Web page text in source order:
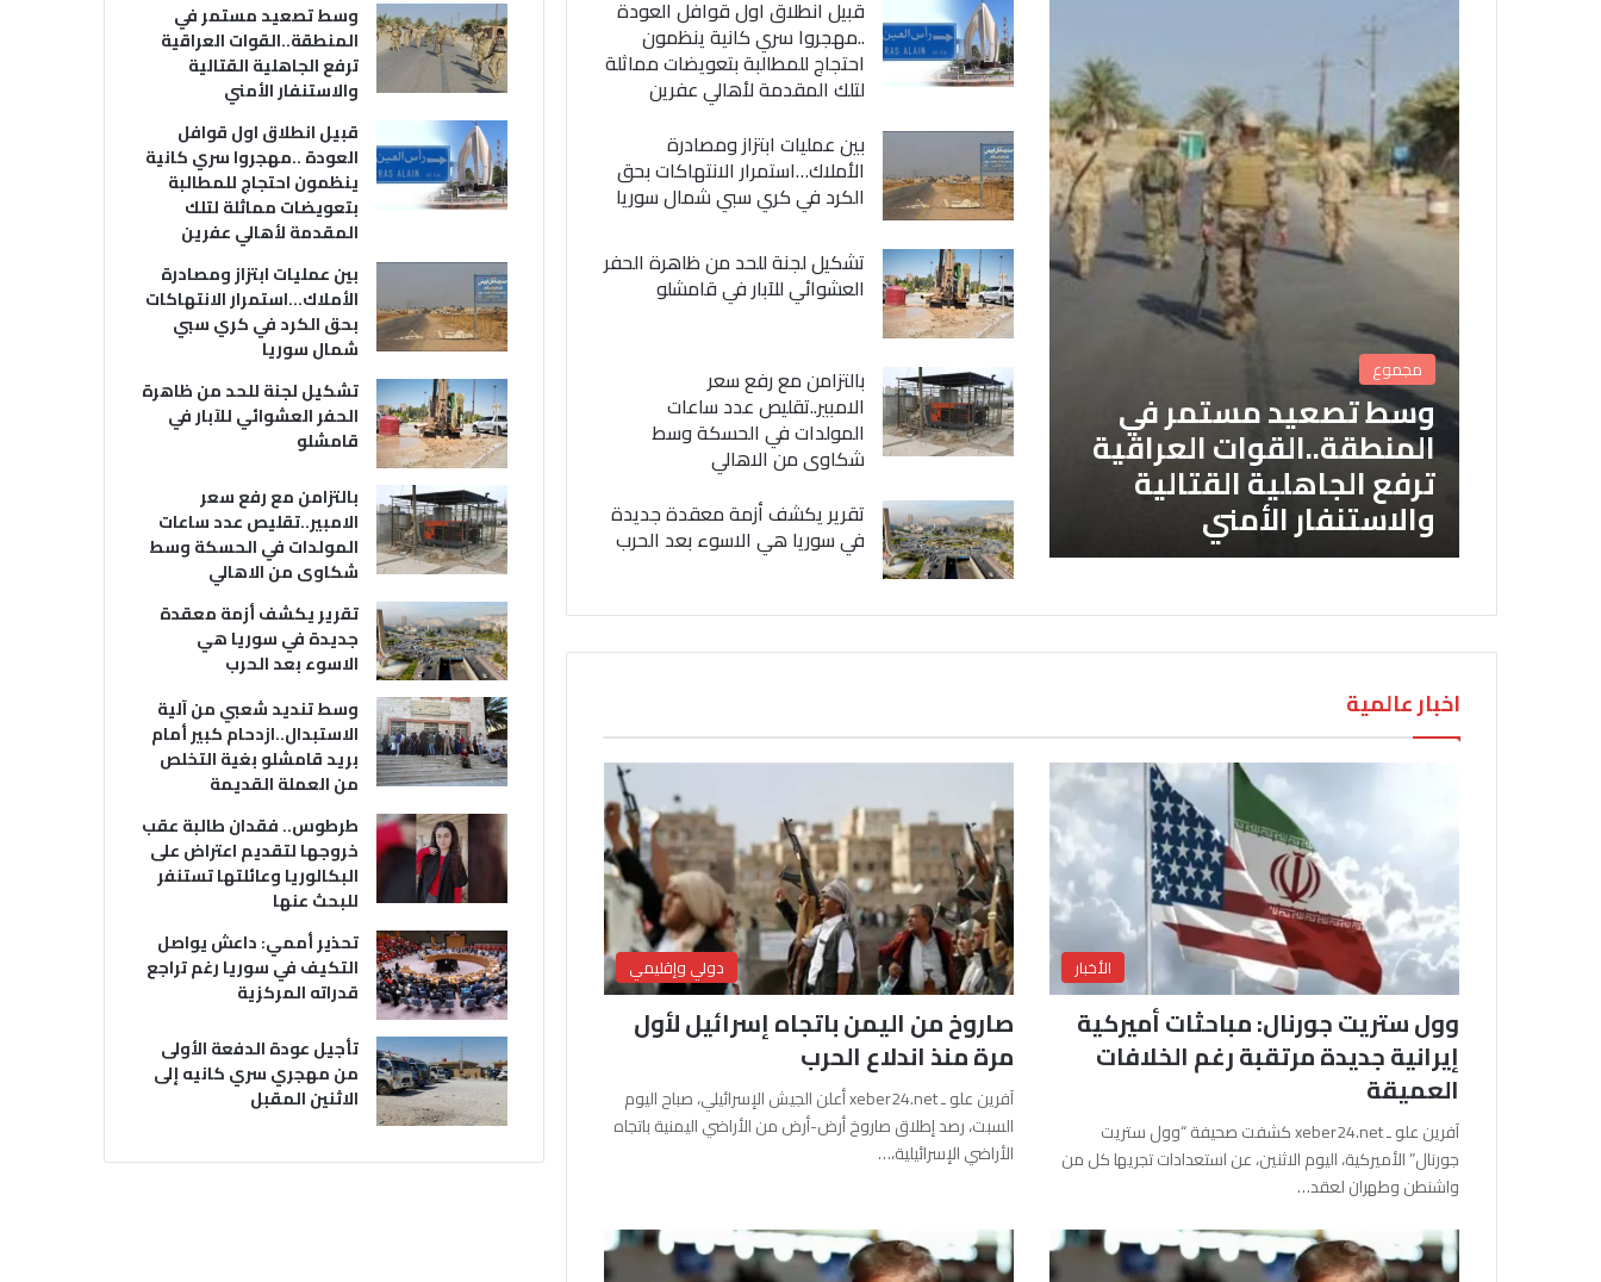
مجموع
وسط تصعيد مستمر في
المنطقة..القوات العراقية
ترفع الجاهلية القتالية
والاستنفار الأمني
قبيل انطلاق اول قوافل العودة
..مهجروا سري كانية ينظمون
احتجاج للمطالبة بتعويضات مماثلة
لتلك المقدمة لأهالي عفرين
بين عمليات ابتزاز ومصادرة
الأملاك…استمرار الانتهاكات بحق
الكرد في كري سبي شمال سوريا
تشكيل لجنة للحد من ظاهرة الحفر
العشوائي للآبار في قامشلو
بالتزامن مع رفع سعر
الامبير..تقليص عدد ساعات
المولدات في الحسكة وسط
شكاوى من الاهالي
تقرير يكشف أزمة معقدة جديدة
في سوريا هي الاسوء بعد الحرب
اخبار عالمية
الأخبار
وول ستريت جورنال: مباحثات أميركية
إيرانية جديدة مرتقبة رغم الخلافات
العميقة
آفرين علو ـ xeber24.net كشفت صحيفة “وول ستريت
جورنال” الأميركية، اليوم الاثنين، عن استعدادات تجريها كل من
واشنطن وطهران لعقد…
دولي وإقليمي
صاروخ من اليمن باتجاه إسرائيل لأول
مرة منذ اندلاع الحرب
آفرين علو ـ xeber24.net أعلن الجيش الإسرائيلي، صباح اليوم
السبت، رصد إطلاق صاروخ أرض-أرض من الأراضي اليمنية باتجاه
الأراضي الإسرائيلية،…
وسط تصعيد مستمر في
المنطقة..القوات العراقية
ترفع الجاهلية القتالية
والاستنفار الأمني
قبيل انطلاق اول قوافل
العودة ..مهجروا سري كانية
ينظمون احتجاج للمطالبة
بتعويضات مماثلة لتلك
المقدمة لأهالي عفرين
بين عمليات ابتزاز ومصادرة
الأملاك…استمرار الانتهاكات
بحق الكرد في كري سبي
شمال سوريا
تشكيل لجنة للحد من ظاهرة
الحفر العشوائي للآبار في
قامشلو
بالتزامن مع رفع سعر
الامبير..تقليص عدد ساعات
المولدات في الحسكة وسط
شكاوى من الاهالي
تقرير يكشف أزمة معقدة
جديدة في سوريا هي
الاسوء بعد الحرب
وسط تنديد شعبي من آلية
الاستبدال..ازدحام كبير أمام
بريد قامشلو بغية التخلص
من العملة القديمة
طرطوس.. فقدان طالبة عقب
خروجها لتقديم اعتراض على
البكالوريا وعائلتها تستنفر
للبحث عنها
تحذير أممي: داعش يواصل
التكيف في سوريا رغم تراجع
قدراته المركزية
تأجيل عودة الدفعة الأولى
من مهجري سري كانيه إلى
الاثنين المقبل